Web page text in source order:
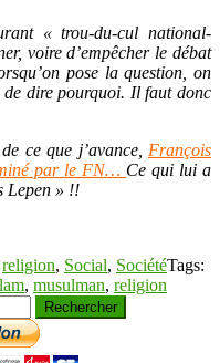
« trou-du-cul national-
voire d’empêcher le débat
pose la question, on
de dire pourquoi. Il faut donc
ce que j’avance, François
par le FN… Ce qui lui a
Lepen » !!
religion, Social, SociétéTags:
, musulman, religion